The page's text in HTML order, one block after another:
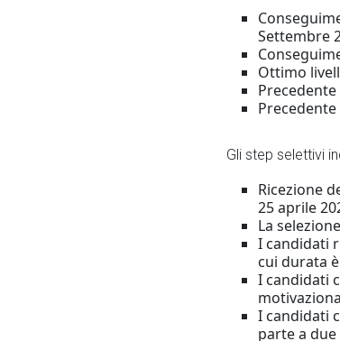
Settembre
Ottimo
Precedente
Gli step selettivi
Ricezione
25 aprile
La
I candidati
cui durata
I candidati
I candidati
parte a